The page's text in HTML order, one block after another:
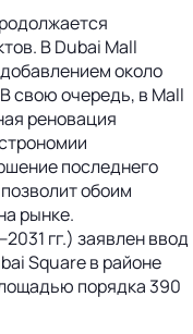
В Dubai Mall
около
свою очередь, в Mall
реновация
последнего
обоим
рынке.
гг.) заявлен ввод
Square в районе
порядка 390